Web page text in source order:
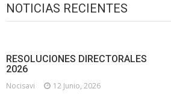
NOTICIAS RECIENTES
RESOLUCIONES DIRECTORALES
2026
Nocisavi 12 Junio, 2026